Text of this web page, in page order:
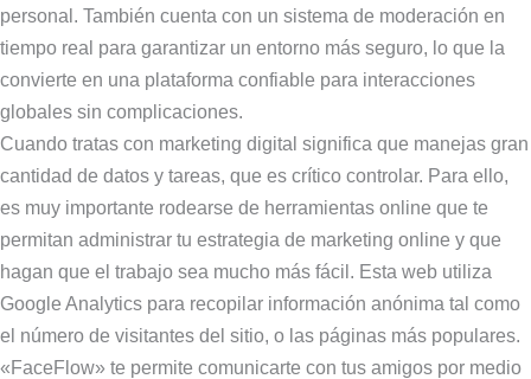
personal. También cuenta con un sistema de moderación en
tiempo real para garantizar un entorno más seguro, lo que la
convierte en una plataforma confiable para interacciones
globales sin complicaciones.
Cuando tratas con marketing digital significa que manejas gran
cantidad de datos y tareas, que es crítico controlar. Para ello,
es muy importante rodearse de herramientas online que te
permitan administrar tu estrategia de marketing online y que
hagan que el trabajo sea mucho más fácil. Esta web utiliza
Google Analytics para recopilar información anónima tal como
el número de visitantes del sitio, o las páginas más populares.
«FaceFlow» te permite comunicarte con tus amigos por medio